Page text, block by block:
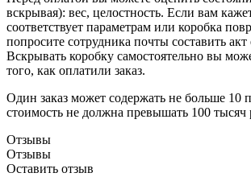
вскрывая): вес, целостность. Если вам
соответствует параметрам или коробка
попросите сотрудника почты составить
Вскрывать коробку самостоятельно вы
того, как оплатили заказ.
Один заказ может содержать не больше 10
стоимость не должна превышать 100 тысяч
Отзывы
Отзывы
Оставить отзыв